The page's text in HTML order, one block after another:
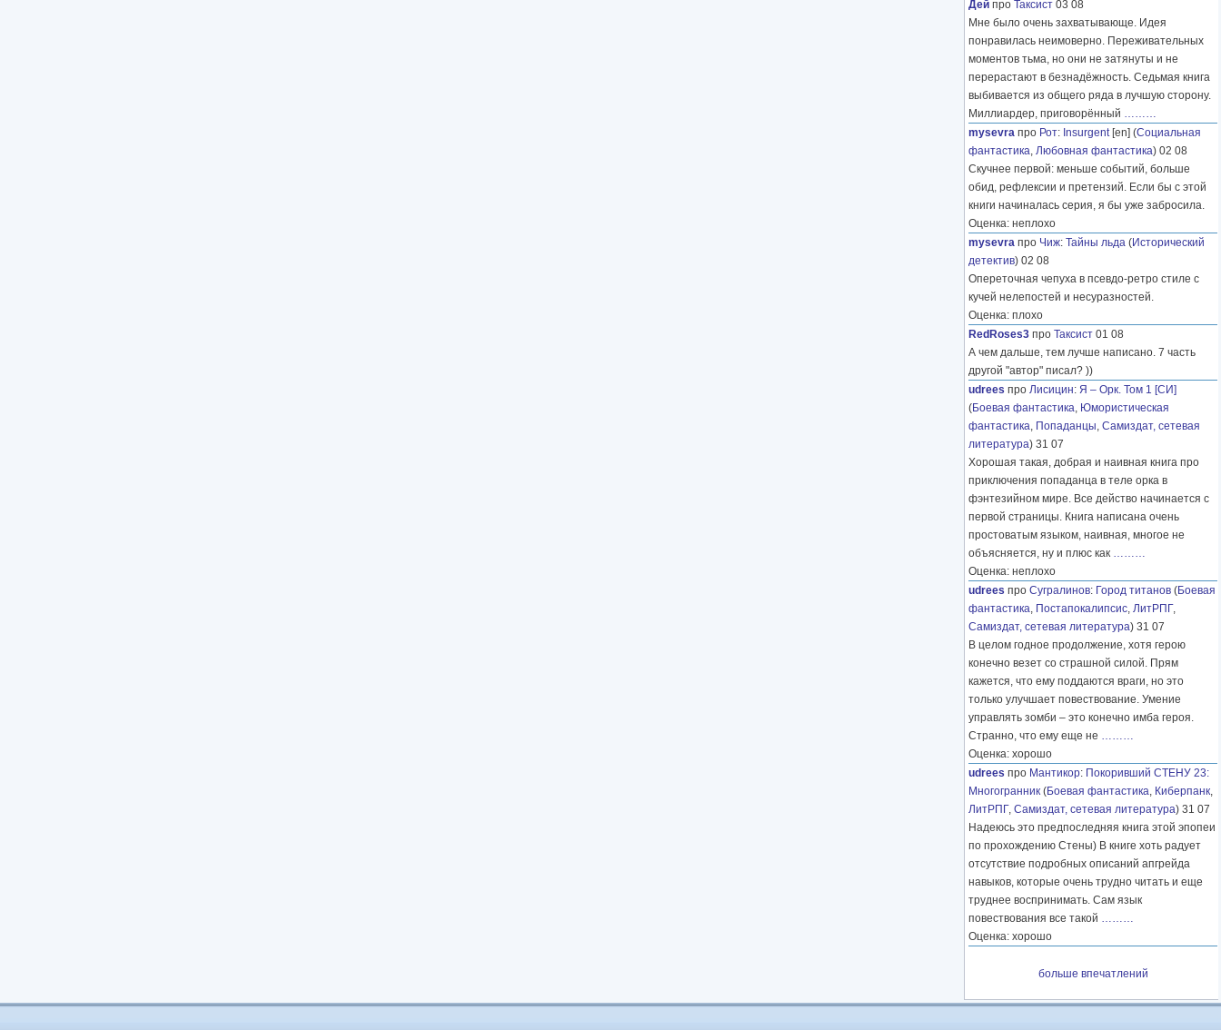
Дей про Таксист 03 08
Мне было очень захватывающе. Идея
понравилась неимоверно. Переживательных
моментов тьма, но они не затянуты и не
перерастают в безнадёжность. Седьмая книга
выбивается из общего ряда в лучшую сторону.
Миллиардер, приговорённый ………
mysevra про Рот: Insurgent[en] (Социальная
фантастика, Любовная фантастика) 02 08
Скучнее первой: меньше событий, больше
обид, рефлексии и претензий. Если бы с этой
книги начиналась серия, я бы уже забросила.
Оценка: неплохо
mysevra про Чиж: Тайны льда (Исторический
детектив) 02 08
Опереточная чепуха в псевдо-ретро стиле с
кучей нелепостей и несуразностей.
Оценка: плохо
RedRoses3 про Таксист 01 08
А чем дальше, тем лучше написано. 7 часть
другой "автор" писал? ))
udrees про Лисицин: Я – Орк. Том 1 [СИ]
(Боевая фантастика, Юмористическая
фантастика, Попаданцы, Самиздат, сетевая
литература) 31 07
Хорошая такая, добрая и наивная книга про
приключения попаданца в теле орка в
фэнтезийном мире. Все действо начинается с
первой страницы. Книга написана очень
простоватым языком, наивная, многое не
объясняется, ну и плюс как ………
Оценка: неплохо
udrees про Сугралинов: Город титанов (Боевая
фантастика, Постапокалипсис, ЛитРПГ,
Самиздат, сетевая литература) 31 07
В целом годное продолжение, хотя герою
конечно везет со страшной силой. Прям
кажется, что ему поддаются враги, но это
только улучшает повествование. Умение
управлять зомби – это конечно имба героя.
Странно, что ему еще не ………
Оценка: хорошо
udrees про Мантикор: Покоривший СТЕНУ 23:
Многогранник (Боевая фантастика, Киберпанк,
ЛитРПГ, Самиздат, сетевая литература) 31 07
Надеюсь это предпоследняя книга этой эпопеи
по прохождению Стены) В книге хоть радует
отсутствие подробных описаний апгрейда
навыков, которые очень трудно читать и еще
труднее воспринимать. Сам язык
повествования все такой ………
Оценка: хорошо
больше впечатлений